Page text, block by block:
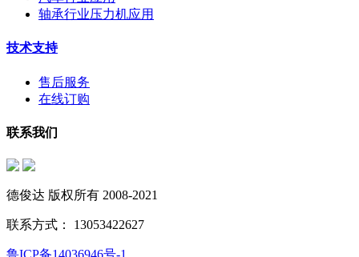
轴承行业压力机应用
技术支持
售后服务
在线订购
联系我们
德俊达 版权所有 2008-2021
联系方式： 13053422627